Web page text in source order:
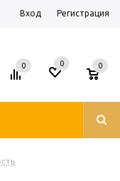
Вход Регистрация
0 0 0